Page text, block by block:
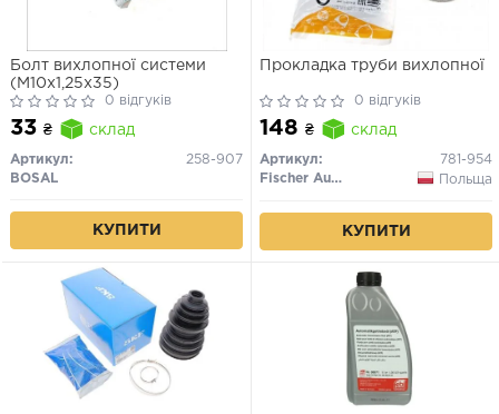
Болт вихлопної системи
(M10x1,25x35)
0 відгуків
33 ₴ склад
Артикул:
258-907
BOSAL
КУПИТИ
Прокладка труби вихлопної
0 відгуків
148 ₴ склад
Артикул:
781-954
Fischer Automotive One (FA1)
Польща
КУПИТИ